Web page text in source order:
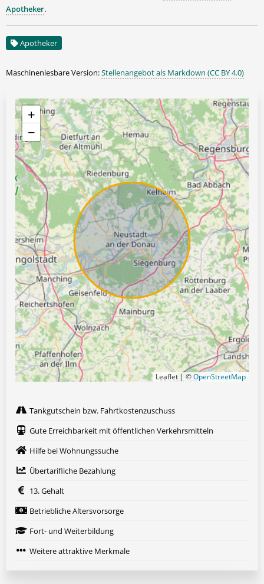
Apotheker.
Apotheker
Maschinenlesbare Version:Stellenangebot als Markdown (CC BY 4.0)
+
−
Leaflet | ©OpenStreetMap
Tankgutschein bzw. Fahrtkostenzuschuss
Gute Erreichbarkeit mit öffentlichen Verkehrsmitteln
Hilfe bei Wohnungssuche
Übertarifliche Bezahlung
13. Gehalt
Betriebliche Altersvorsorge
Fort- und Weiterbildung
Weitere attraktive Merkmale